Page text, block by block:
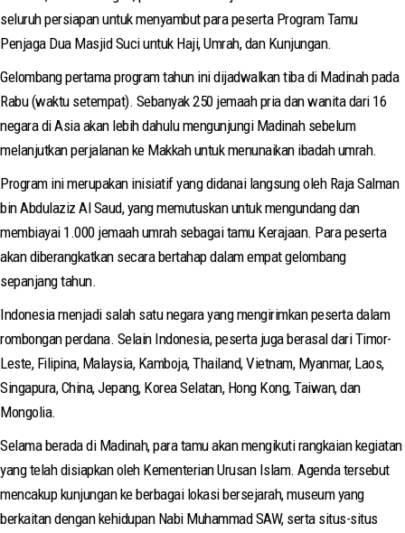
seluruh persiapan untuk menyambut para peserta Program Tamu
Penjaga Dua Masjid Suci untuk Haji, Umrah, dan Kunjungan.
Gelombang pertama program tahun ini dijadwalkan tiba di Madinah pada
Rabu (waktu setempat). Sebanyak 250 jemaah pria dan wanita dari 16
negara di Asia akan lebih dahulu mengunjungi Madinah sebelum
melanjutkan perjalanan ke Makkah untuk menunaikan ibadah umrah.
Program ini merupakan inisiatif yang didanai langsung oleh Raja Salman
bin Abdulaziz Al Saud, yang memutuskan untuk mengundang dan
membiayai 1.000 jemaah umrah sebagai tamu Kerajaan. Para peserta
akan diberangkatkan secara bertahap dalam empat gelombang
sepanjang tahun.
Indonesia menjadi salah satu negara yang mengirimkan peserta dalam
rombongan perdana. Selain Indonesia, peserta juga berasal dari Timor-
Leste, Filipina, Malaysia, Kamboja, Thailand, Vietnam, Myanmar, Laos,
Singapura, China, Jepang, Korea Selatan, Hong Kong, Taiwan, dan
Mongolia.
Selama berada di Madinah, para tamu akan mengikuti rangkaian kegiatan
yang telah disiapkan oleh Kementerian Urusan Islam. Agenda tersebut
mencakup kunjungan ke berbagai lokasi bersejarah, museum yang
berkaitan dengan kehidupan Nabi Muhammad SAW, serta situs-situs